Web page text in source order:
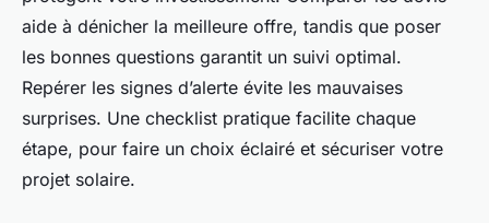
aide à dénicher la meilleure offre, tandis que poser
les bonnes questions garantit un suivi optimal.
Repérer les signes d’alerte évite les mauvaises
surprises. Une checklist pratique facilite chaque
étape, pour faire un choix éclairé et sécuriser votre
projet solaire.